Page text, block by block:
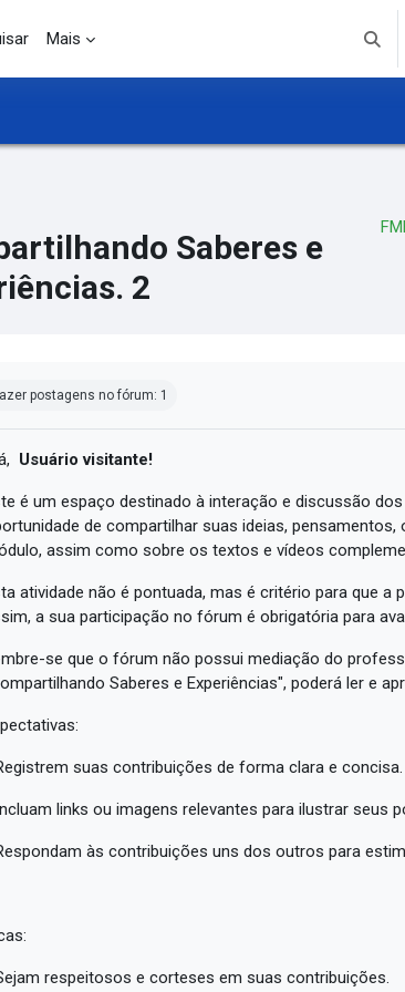
Mais
Saberes e
2
postagens no fórum: 1
Usuário visitante!
é um espaço destinado à interação e discussão
de compartilhar suas ideias,
assim como sobre os textos e vídeos
atividade não é pontuada, mas é critério para que
a sua participação no fórum é obrigatória para
se que o fórum não possui mediação do
Saberes e Experiências", poderá ler e
suas contribuições de forma clara e concisa.
links ou imagens relevantes para ilustrar seus
às contribuições uns dos outros para
respeitosos e corteses em suas contribuições.